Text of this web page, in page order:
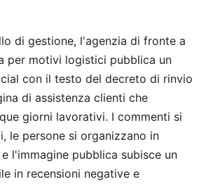
di gestione, l'agenzia di fronte a
per motivi logistici pubblica un
con il testo del decreto di rinvio
di assistenza clienti che
giorni lavorativi. I commenti si
le persone si organizzano in
l'immagine pubblica subisce un
in recensioni negative e